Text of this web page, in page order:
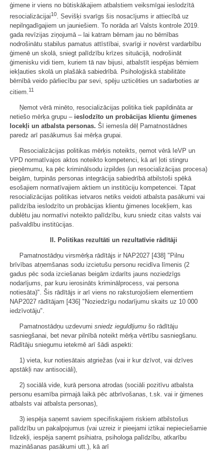
ģimene ir viens no būtiskākajiem atbalstiem veiksmīgai ieslodzītā
resocializācijai10. Sevišķi svarīgs šis nosacījums ir attiecībā uz
nepilngadīgajiem un jauniešiem. To norāda arī Valsts kontrole 2019.
gada revīzijas ziņojumā – lai katram bērnam jau no bērnības
nodrošinātu stabilus pamatus attīstībai, svarīgi ir novērst vardarbību
ģimenē un skolā, sniegt palīdzību krīzes situācijā, nodrošināt
ģimenisku vidi tiem, kuriem tā nav bijusi, atbalstīt iespējas bērniem
iekļauties skolā un plašākā sabiedrībā. Psiholoģiskā stabilitāte
bērnībā veido pārliecību par sevi, spēju uzticēties un sadarboties ar
citiem.11
Ņemot vērā minēto, resocializācijas politika tiek papildināta ar
netiešo mērķa grupu – ieslodzīto un probācijas klientu ģimenes
locekļi un atbalsta personas. Šī iemesla dēļ Pamatnostādnes
paredz arī pasākumus šai mērķa grupai.
Resocializācijas politikas mērķis noteikts, ņemot vērā IeVP un
VPD normatīvajos aktos noteikto kompetenci, kā arī ļoti stingru
pieņēmumu, ka pēc kriminālsodu izpildes (un resocializācijas procesa)
beigām, turpinās personas integrācija sabiedrībā atbilstoši spēkā
esošajiem normatīvajiem aktiem un institūciju kompetencei. Tāpat
resocializācijas politikas ietvaros netiks veidoti atbalsta pasākumi vai
palīdzība ieslodzīto un probācijas klientu ģimenes locekļiem, kas
dublētu jau normatīvi noteikto palīdzību, kuru sniedz citas valsts vai
pašvaldību institūcijas.
II. Politikas rezultāti un rezultatīvie rādītāji
Pamatnostādņu virsmērķa rādītājs ir NAP2027 [438] "Pilnu
brīvības atņemšanas sodu izcietušu personu recidīva līmenis (2
gadus pēc soda izciešanas beigām izdarīts jauns noziedzīgs
nodarījums, par kuru ierosināts kriminālprocess, vai persona
notiesāta)". Šis rādītājs ir arī viens no raksturojošiem elementiem
NAP2027 rādītājam [436] "Noziedzīgu nodarījumu skaits uz 10 000
iedzīvotāju".
Pamatnostādņu uzdevumi sniedz ieguldījumu šo rādītāju
sasniegšanai, bet nevar pilnībā noteikt mērķa vērtību sasniegšanu.
Rādītāju sniegumu ietekmē arī šādi aspekti:
1) vieta, kur notiesātais atgriežas (vai ir kur dzīvot, vai dzīves
apstākļi nav antisociāli),
2) sociālā vide, kurā persona atrodas (sociāli pozitīvu atbalsta
personu esamība pirmajā laikā pēc atbrīvošanas, t.sk. vai ir ģimenes
atbalsts vai atbalsta personas),
3) iespēja saņemt saviem specifiskajiem riskiem atbilstošus
palīdzību un pakalpojumus (vai uzreiz ir pieejami iztikai nepieciešamie
līdzekļi, iespēja saņemt psihiatra, psihologa palīdzību, atkarību
mazināšanas pasākumi utt.), kā arī